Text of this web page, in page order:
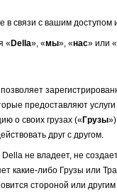
в связи с вашим
« Della», «мы», «нас» или «
предоставляют услуги
о своих грузах (« Грузы
друг с другом.
не владеет, не
какие-либо Грузы или
стороной или